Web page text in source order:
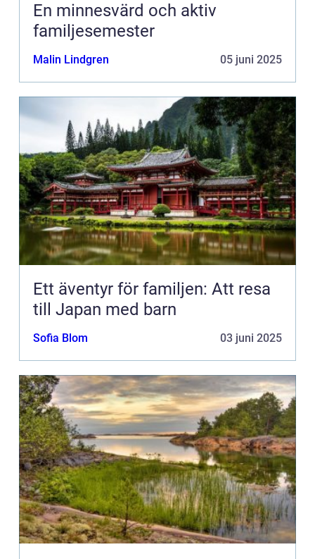
En minnesvärd och aktiv
familjesemester
Malin Lindgren 05 juni 2025
Ett äventyr för familjen: Att resa
till Japan med barn
Sofia Blom 03 juni 2025